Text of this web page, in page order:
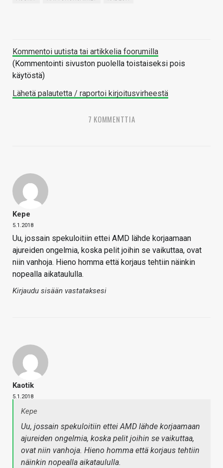
Kommentoi uutista tai artikkelia foorumilla
(Kommentointi sivuston puolella toistaiseksi pois
käytöstä)
Lähetä palautetta / raportoi kirjoitusvirheestä
7 KOMMENTTIA
Kepe
5.1.2018
Uu, jossain spekuloitiin ettei AMD lähde korjaamaan
ajureiden ongelmia, koska pelit joihin se vaikuttaa, ovat
niin vanhoja. Hieno homma että korjaus tehtiin näinkin
nopealla aikataululla.
Kirjaudu sisään vastataksesi
Kaotik
5.1.2018
Kepe
Uu, jossain spekuloitiin ettei AMD lähde korjaamaan
ajureiden ongelmia, koska pelit joihin se vaikuttaa,
ovat niin vanhoja. Hieno homma että korjaus tehtiin
näinkin nopealla aikataululla.